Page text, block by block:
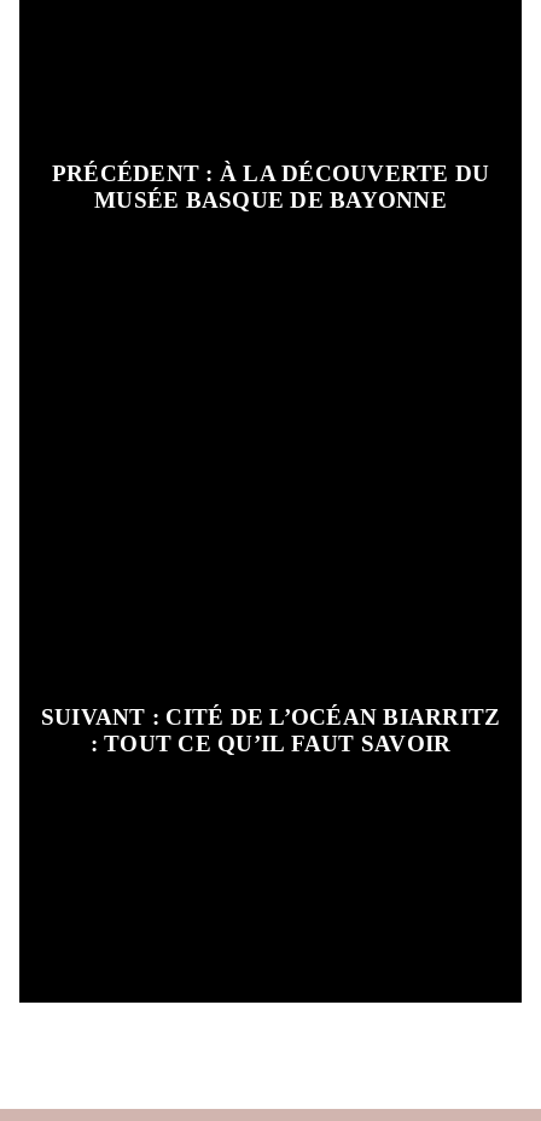
PRÉCÉDENT : À LA DÉCOUVERTE DU
MUSÉE BASQUE DE BAYONNE
SUIVANT : CITÉ DE L’OCÉAN BIARRITZ
: TOUT CE QU’IL FAUT SAVOIR